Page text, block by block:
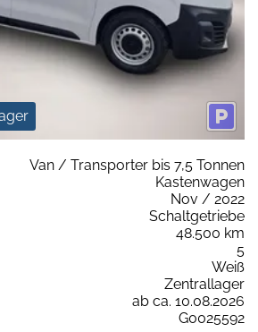
Van / Transporter bis 7,5 Tonnen
Kastenwagen
Nov / 2022
Schaltgetriebe
48.500 km
5
Weiß
Zentrallager
ab ca. 10.08.2026
G0025592